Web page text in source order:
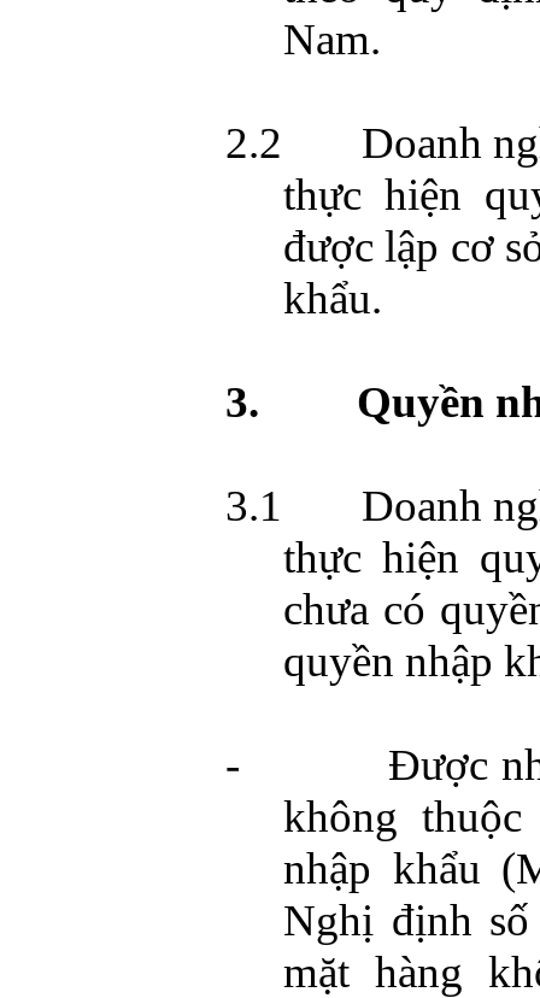
Nam.
2.2
Doanh
thực hiện
được lập cơ
khẩu.
3. Quyền
3.1
Doanh
thực hiện
chưa có
quyền nhập
-
Được
không
nhập khẩu
Nghị định
mặt hàng